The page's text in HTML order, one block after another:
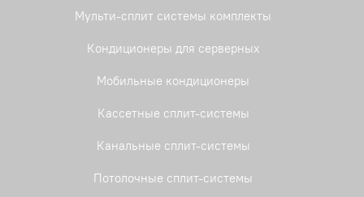
Мульти-сплит системы комплекты
Кондиционеры для серверных
Мобильные кондиционеры
Кассетные сплит-системы
Канальные сплит-системы
Потолочные сплит-системы